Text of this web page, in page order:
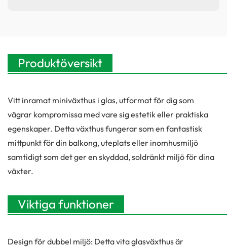
Produktöversikt
Vitt inramat miniväxthus i glas, utformat för dig som
vägrar kompromissa med vare sig estetik eller praktiska
egenskaper. Detta växthus fungerar som en fantastisk
mittpunkt för din balkong, uteplats eller inomhusmiljö
samtidigt som det ger en skyddad, soldränkt miljö för dina
växter.
Viktiga funktioner
Design för dubbel miljö: Detta vita glasväxthus är